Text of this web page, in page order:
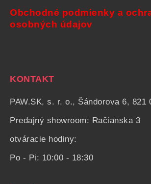
Obchodné podmienky a
osobných údajov
KONTAKT
PAW.SK, s. r. o., Šándorova 6, 821
Predajný showroom: Račianska 3
otváracie hodiny:
Po - Pi: 10:00 - 18:30